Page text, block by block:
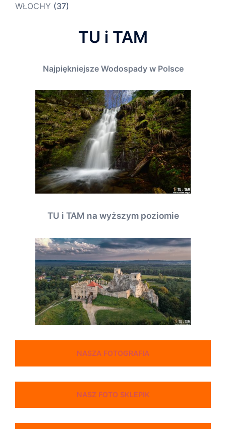
WŁOCHY (37)
TU i TAM
Najpiękniejsze Wodospady w Polsce
TU i TAM na wyższym poziomie
NASZA FOTOGRAFIA
NASZ FOTO SKLEPIK